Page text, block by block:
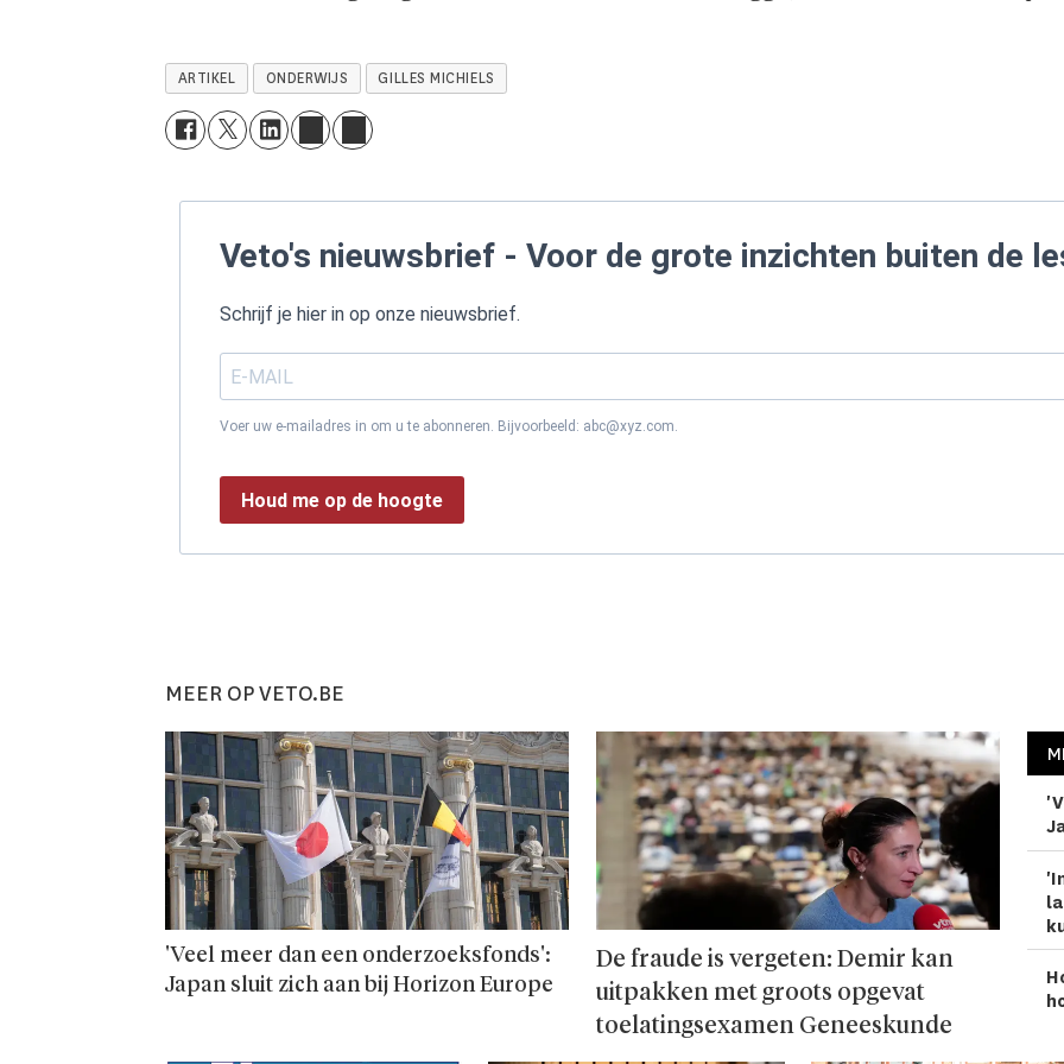
ARTIKEL ONDERWIJS GILLES MICHIELS
Veto's nieuwsbrief - Voor de grote inzichten buiten de
Schrijf je hier in op onze nieuwsbrief.
Voer uw e-mailadres in om u te abonneren. Bijvoorbeeld: abc@xyz.com.
Houd me op de hoogte
MEER OP VETO.BE
'Veel meer dan een onderzoeks­fonds':
Japan sluit zich aan bij Horizon Europe
De fraude is vergeten: Demir kan
uitpakken met groots opgevat
toelatingsexamen Geneeskunde